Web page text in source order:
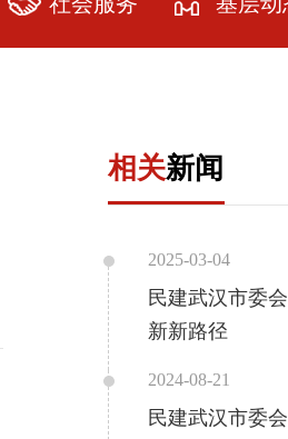
服务社会相关新闻
2025-03-04
民建武汉市委
新新路径
2024-08-21
民建武汉市委